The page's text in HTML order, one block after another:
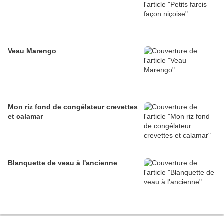
Veau Marengo
Mon riz fond de congélateur crevettes
et calamar
Blanquette de veau à l'ancienne